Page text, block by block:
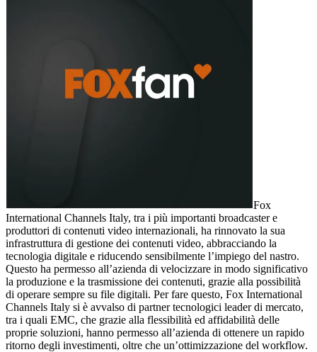
Fox
International Channels Italy, tra i più importanti broadcaster e
produttori di contenuti video internazionali, ha rinnovato la sua
infrastruttura di gestione dei contenuti video, abbracciando la
tecnologia digitale e riducendo sensibilmente l’impiego del nastro.
Questo ha permesso all’azienda di velocizzare in modo significativo
la produzione e la trasmissione dei contenuti, grazie alla possibilità
di operare sempre su file digitali. Per fare questo, Fox International
Channels Italy si è avvalso di partner tecnologici leader di mercato,
tra i quali EMC, che grazie alla flessibilità ed affidabilità delle
proprie soluzioni, hanno permesso all’azienda di ottenere un rapido
ritorno degli investimenti, oltre che un’ottimizzazione del workflow.